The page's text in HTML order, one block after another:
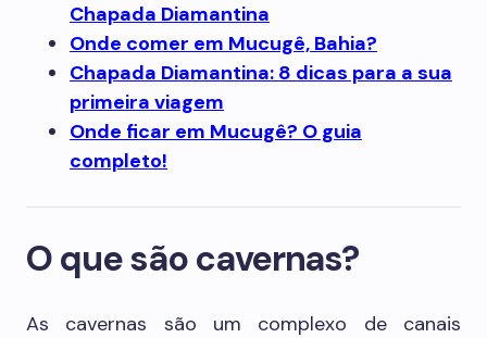
Chapada Diamantina
Onde comer em Mucugê, Bahia?
Chapada Diamantina: 8 dicas para a sua
primeira viagem
Onde ficar em Mucugê? O guia
completo!
O que são cavernas?
As cavernas são um complexo de canais